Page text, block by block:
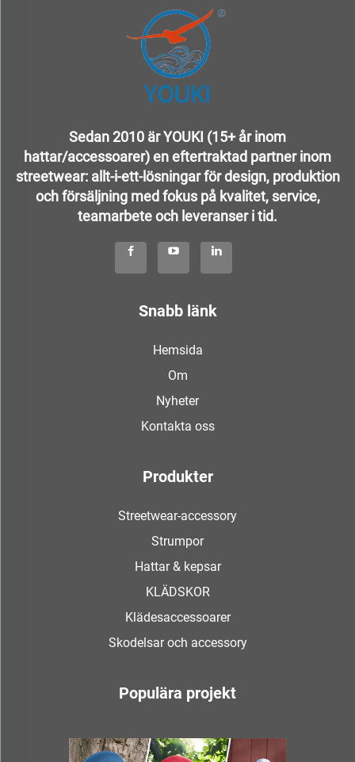
Sedan 2010 är YOUKI (15+ år inom
hattar/accessoarer) en eftertraktad partner inom
streetwear: allt-i-ett-lösningar för design, produktion
och försäljning med fokus på kvalitet, service,
teamarbete och leveranser i tid.
Snabb länk
Hemsida
Om
Nyheter
Kontakta oss
Produkter
Streetwear-accessory
Strumpor
Hattar & kepsar
KLÄDSKOR
Klädesaccessoarer
Skodelsar och accessory
Populära projekt